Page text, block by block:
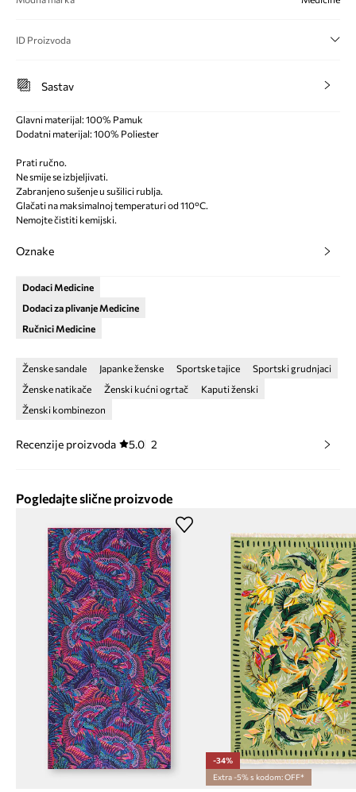
ID Proizvoda
Sastav
Glavni materijal: 100% Pamuk
Dodatni materijal: 100% Poliester
Prati ručno.
Ne smije se izbjeljivati.
Zabranjeno sušenje u sušilici rublja.
Glačati na maksimalnoj temperaturi od 110°C.
Nemojte čistiti kemijski.
Oznake
Dodaci Medicine
Dodaci za plivanje Medicine
Ručnici Medicine
Ženske sandale Japanke ženske Sportske tajice
Sportski grudnjaci
Ženske natikače
Ženski kućni ogrtač
Kaputi ženski
Ženski kombinezon
Recenzije proizvoda 5.0 2
Pogledajte slične proizvode
-34%
Extra -5% s kodom: OFF*